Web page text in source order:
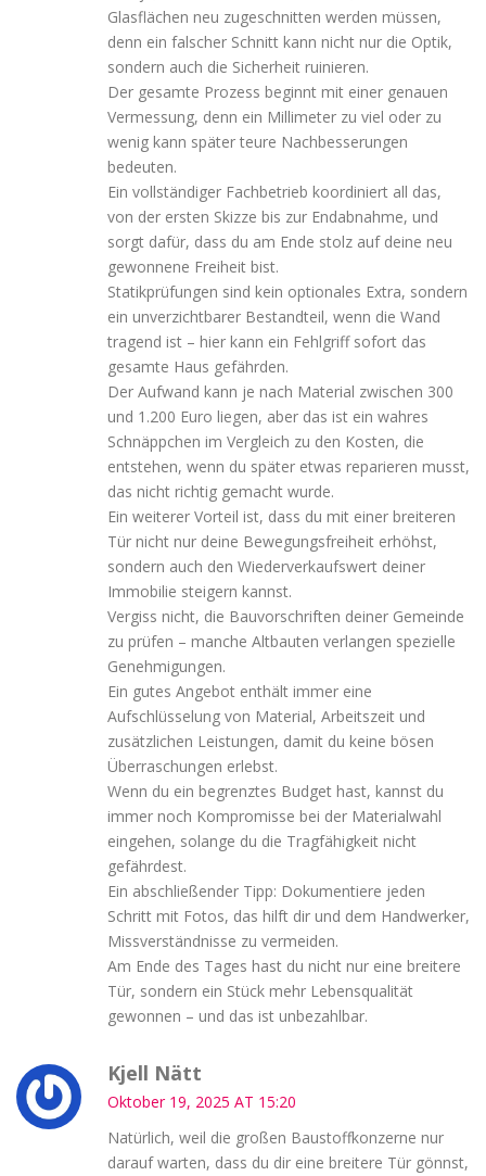
Glasflächen neu zugeschnitten werden müssen,
denn ein falscher Schnitt kann nicht nur die Optik,
sondern auch die Sicherheit ruinieren.
Der gesamte Prozess beginnt mit einer genauen
Vermessung, denn ein Millimeter zu viel oder zu
wenig kann später teure Nachbesserungen
bedeuten.
Ein vollständiger Fachbetrieb koordiniert all das,
von der ersten Skizze bis zur Endabnahme, und
sorgt dafür, dass du am Ende stolz auf deine neu
gewonnene Freiheit bist.
Statikprüfungen sind kein optionales Extra, sondern
ein unverzichtbarer Bestandteil, wenn die Wand
tragend ist – hier kann ein Fehlgriff sofort das
gesamte Haus gefährden.
Der Aufwand kann je nach Material zwischen 300
und 1.200 Euro liegen, aber das ist ein wahres
Schnäppchen im Vergleich zu den Kosten, die
entstehen, wenn du später etwas reparieren musst,
das nicht richtig gemacht wurde.
Ein weiterer Vorteil ist, dass du mit einer breiteren
Tür nicht nur deine Bewegungsfreiheit erhöhst,
sondern auch den Wiederverkaufswert deiner
Immobilie steigern kannst.
Vergiss nicht, die Bauvorschriften deiner Gemeinde
zu prüfen – manche Altbauten verlangen spezielle
Genehmigungen.
Ein gutes Angebot enthält immer eine
Aufschlüsselung von Material, Arbeitszeit und
zusätzlichen Leistungen, damit du keine bösen
Überraschungen erlebst.
Wenn du ein begrenztes Budget hast, kannst du
immer noch Kompromisse bei der Materialwahl
eingehen, solange du die Tragfähigkeit nicht
gefährdest.
Ein abschließender Tipp: Dokumentiere jeden
Schritt mit Fotos, das hilft dir und dem Handwerker,
Missverständnisse zu vermeiden.
Am Ende des Tages hast du nicht nur eine breitere
Tür, sondern ein Stück mehr Lebensqualität
gewonnen – und das ist unbezahlbar.
Kjell Nätt
Oktober 19, 2025 AT 15:20
Natürlich, weil die großen Baustoffkonzerne nur
darauf warten, dass du dir eine breitere Tür gönnst,